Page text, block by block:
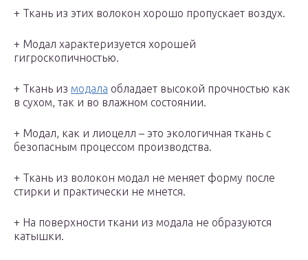
+ Ткань из этих волокон хорошо пропускает воздух.
+ Модал характеризуется хорошей
гигроскопичностью.
+ Ткань из модала обладает высокой прочностью как
в сухом, так и во влажном состоянии.
+ Модал, как и лиоцелл – это экологичная ткань с
безопасным процессом производства.
+ Ткань из волокон модал не меняет форму после
стирки и практически не мнется.
+ На поверхности ткани из модала не образуются
катышки.